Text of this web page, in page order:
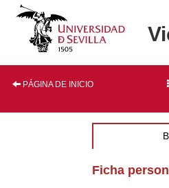
PÁGINA DE INICIO
Ficha